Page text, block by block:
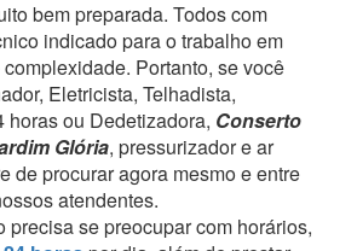
bem preparada. Todos com
indicado para o trabalho em
Portanto, se você
Eletricista, Telhadista,
horas ou Dedetizadora, Conserto
Glória, pressurizador e ar
de procurar agora mesmo e entre
atendentes.
precisa se preocupar com horários,